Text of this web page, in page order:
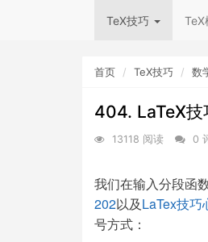
TeX技巧 TeX
首页 TeX技巧 数
404. LaTeX技
13118 阅读 0
我们在输入分段函
202以及LaTex技巧
号方式：